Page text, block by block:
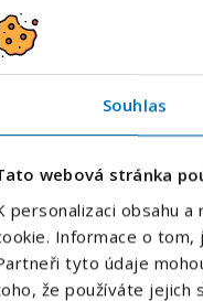
Souhlas
webová stránka
personalizaci obsahu
Informace o tom,
tyto údaje
že používáte jejich
s
své kontaktní
s podrobnostmi o